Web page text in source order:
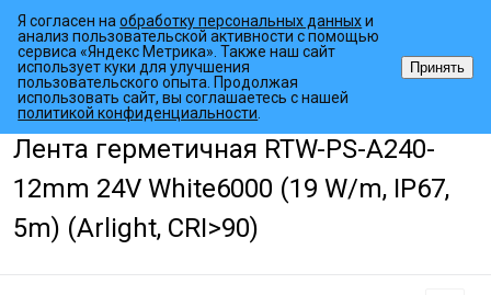
Главная страница • Каталог товаров • Светодиодные ленты
Лента герметичная RTW-PS-A240-
12mm 24V White6000 (19 W/m, IP67,
5m) (Arlight, CRI>90)
Я согласен наобработку персональных данныхи
анализ пользовательской активности с помощью
сервиса «Яндекс Метрика». Также наш сайт
использует куки для улучшения
пользовательского опыта. Продолжая
использовать сайт, вы соглашаетесь с нашей
политикой конфиденциальности
Принять